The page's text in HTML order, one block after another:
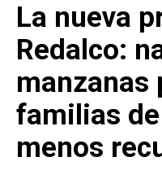
La nueva
Redalco:
manzanas
familias
menos